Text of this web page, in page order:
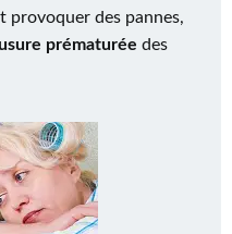
provoquer des pannes,
prématurée des